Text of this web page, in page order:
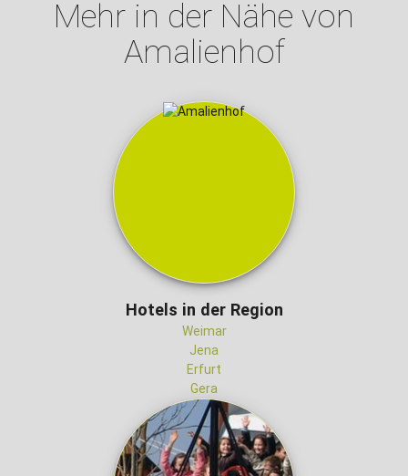
Mehr in der Nähe von
Amalienhof
Hotels in der Region
Weimar
Jena
Erfurt
Gera